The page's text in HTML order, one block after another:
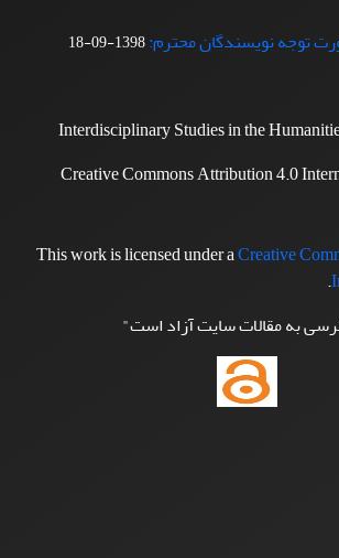
توجه نویسندگان محترم:1398-09-18
Interdisciplinary Studies in the
Creative Commons Attribution 4.0
This work is licensed under aCreative
.
به مقالات سایت آزاد است"